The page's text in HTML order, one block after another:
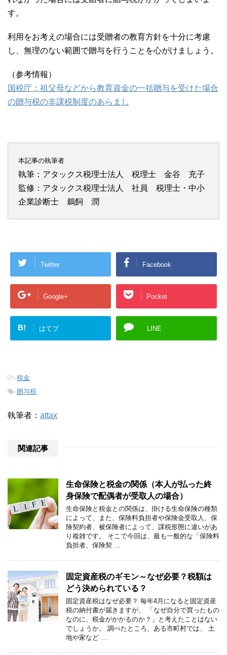
す。
利用をお考えの場合には受贈者の教育方針を十分に考慮
し、無理のない範囲で贈与を行うことを心がけましょう。
（参考情報）
国税庁：祖父母などから教育資金の一括贈与を受けた場合
の贈与税の非課税制度のあらまし
本記事の執筆者
執筆：アタックス税理士法人 税理士 金谷 充子
監修：アタックス税理士法人 社員 税理士・中小
企業診断士 鵜飼 潤
Twitter Facebook
Google+ Pocket
B! はてブ LINE
-税金
-贈与税
執筆者： attax
関連記事
生命保険と税金の関係（本人が払った終
身保険で配偶者が受取人の場合）
生命保険と税金との関係は、掛ける生命保険の種類
によって、また、保険料負担者や保険金受取人、保
険契約者、被保険者によって、課税形態に違いがあ
り複雑です。 そこで今回は、最も一般的な「保険料
負担者、保険契 …
固定資産税のギモン～なぜ必要？税額は
どう決められている？
固定資産税はなぜ必要？ 毎年4月になると固定資産
税の納付書が届きますが、 「なぜ自分で買ったもの
なのに、税金がかかるのか？」と考えたことはない
でしょうか。 調べたところ、ある市町村では、 土
地や家など …